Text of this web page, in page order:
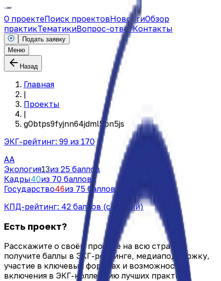
О проектеПоиск проектовНовостиОбзор
практикТематикиВопрос-ответКонтакты
Подать заявку
Меню
Назад
Главная
|
Проекты
|
g0btps9fyjnn64jdml5bn5js
ЭКГ-рейтинг: 99 из 170
AA
Экология13из 25 баллов
Кадры40из 70 баллов
Государство46из 75 баллов
КПД-рейтинг: 42 баллов (средний)
Есть проект?
Расскажите о своём проекте на всю страну:
получите баллы в ЭКГ-рейтинге, медиаподдержку,
участие в ключевых форумах и возможность
включения в ЭКГ-коллекцию лучших практик.